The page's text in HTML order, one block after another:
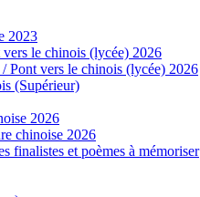
2023
le chinois (lycée) 2026
Pont vers le chinois (lycée) 2026
(Supérieur)
2026
chinoise 2026
finalistes et poèmes à mémoriser